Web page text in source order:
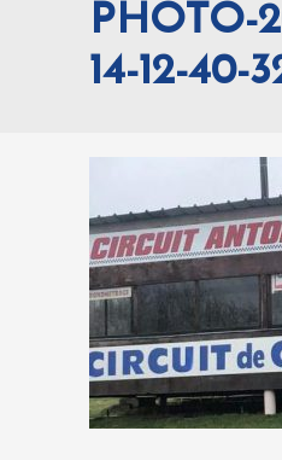
PHOTO-
14-12-40-